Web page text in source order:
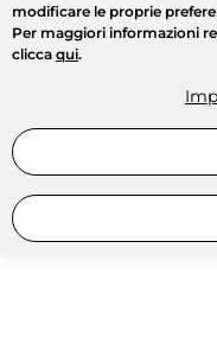
modificare le proprie
Per maggiori informazioni
clicca qui.